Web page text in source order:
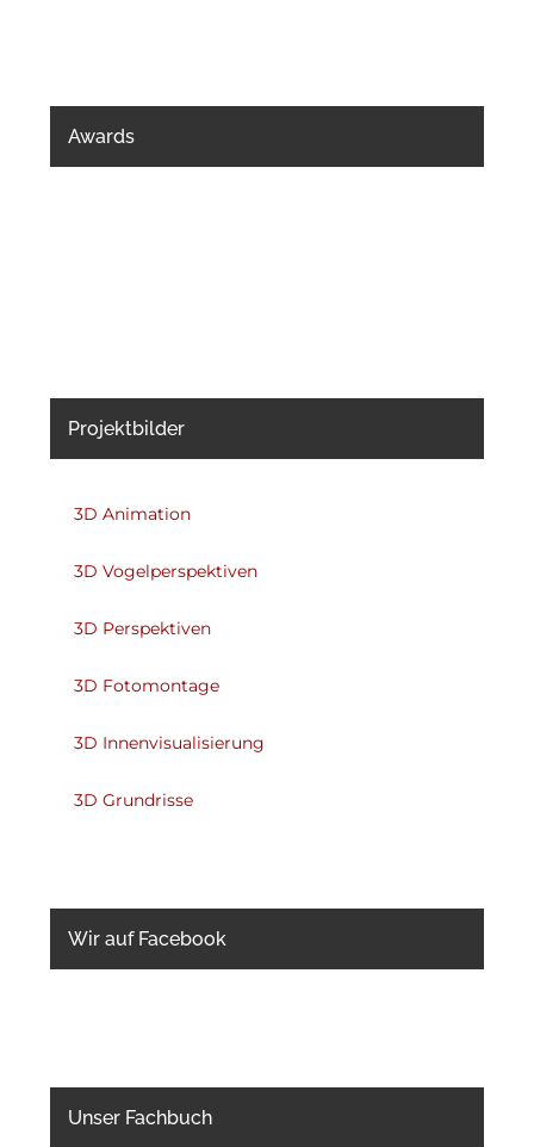
Awards
Projektbilder
3D Animation
3D Vogelperspektiven
3D Perspektiven
3D Fotomontage
3D Innenvisualisierung
3D Grundrisse
Wir auf Facebook
Unser Fachbuch